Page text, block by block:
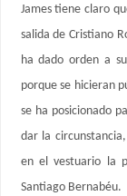
James tiene claro
salida de Cristiano
ha dado orden a
porque se hicieran
se ha posicionado
dar la
en el vestuario la
Santiago Bernabéu.